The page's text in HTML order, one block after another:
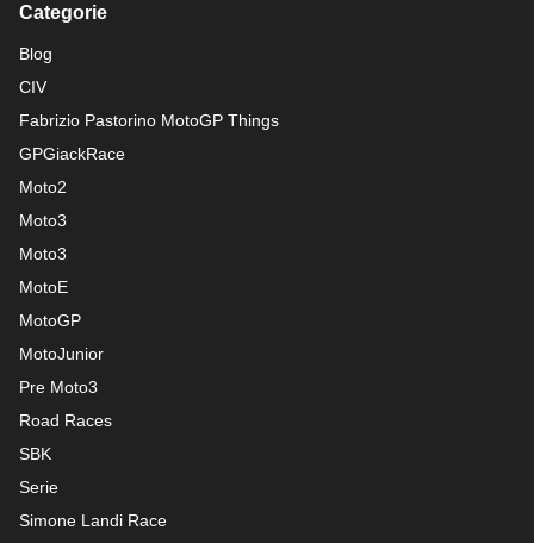
Categorie
Blog
CIV
Fabrizio Pastorino MotoGP Things
GPGiackRace
Moto2
Moto3
Moto3
MotoE
MotoGP
MotoJunior
Pre Moto3
Road Races
SBK
Serie
Simone Landi Race